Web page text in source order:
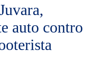
auto contro